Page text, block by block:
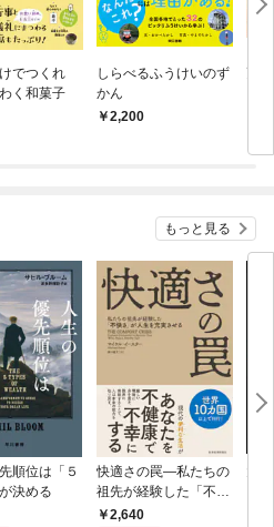
でつくれ
く和菓子
しらべるふうけいのず
かん
2,200
更
もっと見る
順位は「５
決める
快適さの罠―私たちの
祖先が経験した「不快
さ」が人生を充実させ
2,640